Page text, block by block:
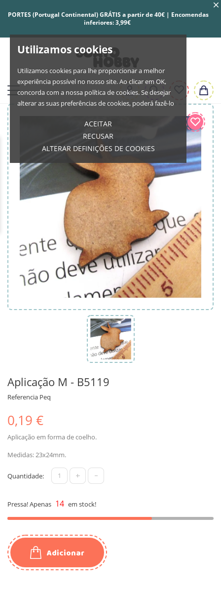
Utilizamos cookies
Utilizamos cookies para lhe proporcionar a melhor
experiência possível no nosso site. Ao clicar em OK,
concorda com a nossa política de cookies. Se desejar
alterar as suas preferências de cookies, poderá fazê-lo
ACEITAR
RECUSAR
ALTERAR DEFINIÇÕES DE COOKIES
PORTES (Portugal Continental) GRÁTIS a partir de 40€ | Encomendas
inferiores: 3,99€
Aplicação M - B5119
Referencia Peq
0,19 €
Aplicação em forma de coelho.
Medidas: 23x24mm.
Quantidade: + -
Pressa! Apenas 14 em stock!
Adicionar